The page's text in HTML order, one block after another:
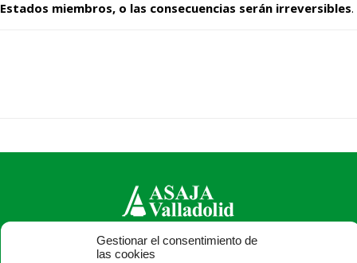
Gestionar el consentimiento de
las cookies
Estados miembros, o las consecuencias serán irreversibles.
ASAJA Valladolid - Jóvenes Agricultores